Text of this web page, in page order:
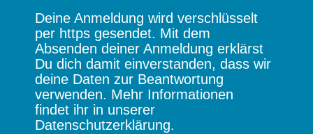
Deine Anmeldung wird verschlüsselt
per https gesendet. Mit dem
Absenden deiner Anmeldung erklärst
Du dich damit einverstanden, dass wir
deine Daten zur Beantwortung
verwenden. Mehr Informationen
findet ihr in unserer
Datenschutzerklärung.